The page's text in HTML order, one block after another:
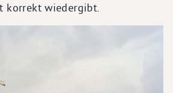
korrekt wiedergibt.